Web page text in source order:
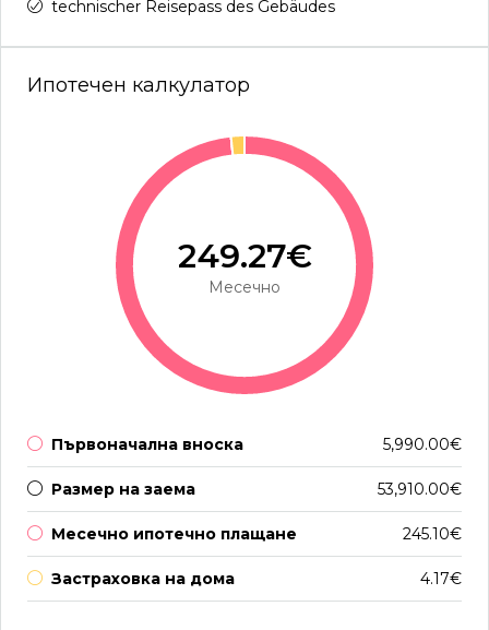
technischer Reisepass des Gebäudes
Ипотечен калкулатор
249.27€
Месечно
Първоначална вноска 5,990.00€
Размер на заема 53,910.00€
Месечно ипотечно плащане 245.10€
Застраховка на дома 4.17€